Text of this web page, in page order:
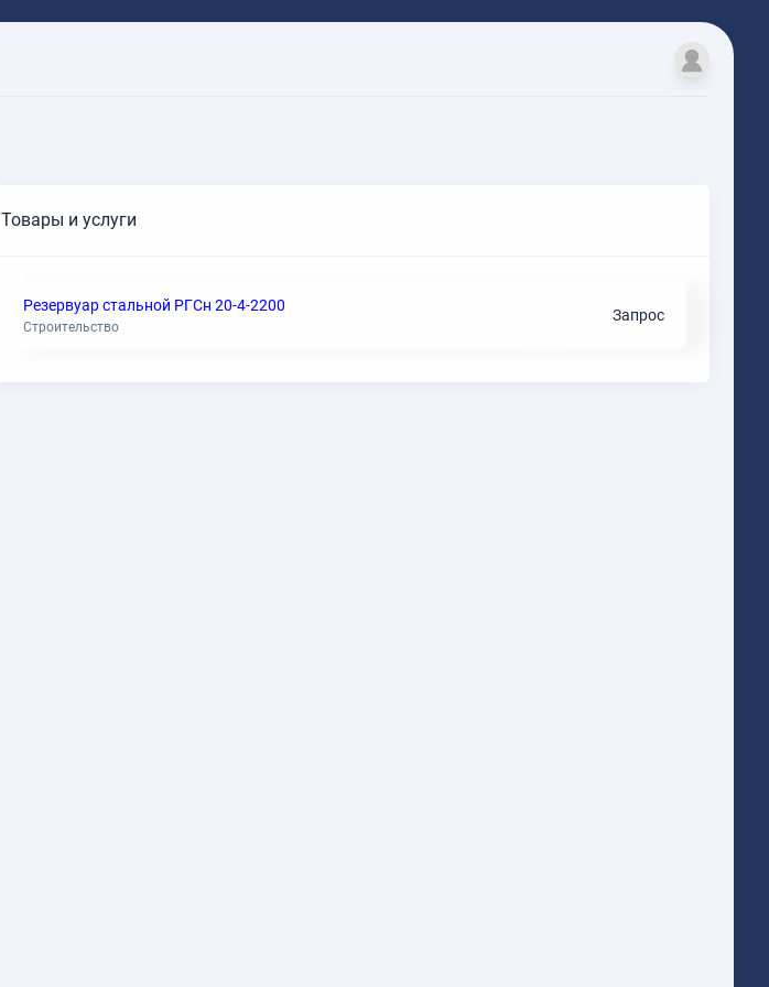
Товары и услуги
Резервуар стальной РГСн 20-4-2200
Строительство
Запрос